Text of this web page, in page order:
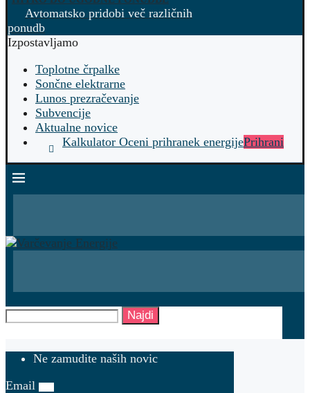
Avtomatsko pridobi več različnih
ponudb
Izpostavljamo
Toplotne črpalke
Sončne elektrarne
Lunos prezračevanje
Subvencije
Aktualne novice
Kalkulator Oceni prihranek energijePrihrani
Najdi
Ne zamudite naših novic
Email